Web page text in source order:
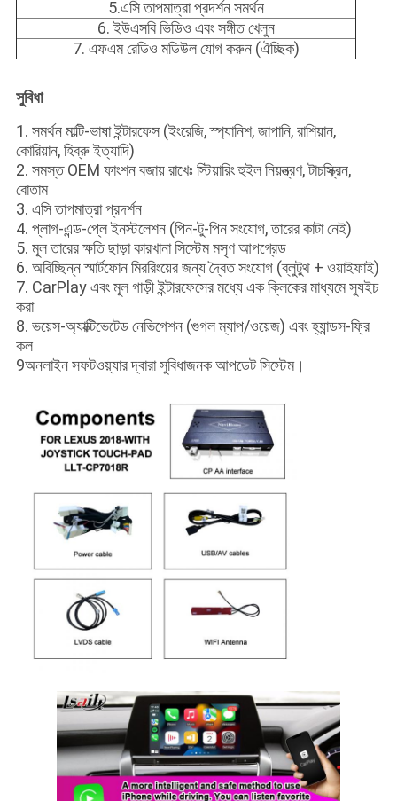
5.এসি তাপমাত্রা প্রদর্শন সমর্থন
6. ইউএসবি ভিডিও এবং সঙ্গীত খেলুন
7. এফএম রেডিও মডিউল যোগ করুন (ঐচ্ছিক)
সুবিধা
1. সমর্থন মাল্টি-ভাষা ইন্টারফেস (ইংরেজি, স্প্যানিশ, জাপানি, রাশিয়ান,
কোরিয়ান, হিব্রু ইত্যাদি)
2. সমস্ত OEM ফাংশন বজায় রাখেঃ স্টিয়ারিং হুইল নিয়ন্ত্রণ, টাচস্ক্রিন,
বোতাম
3. এসি তাপমাত্রা প্রদর্শন
4. প্লাগ-এন্ড-প্লে ইনস্টলেশন (পিন-টু-পিন সংযোগ, তারের কাটা নেই)
5. মূল তারের ক্ষতি ছাড়া কারখানা সিস্টেম মসৃণ আপগ্রেড
6. অবিচ্ছিন্ন স্মার্টফোন মিররিংয়ের জন্য দ্বৈত সংযোগ (ব্লুটুথ + ওয়াইফাই)
7. CarPlay এবং মূল গাড়ী ইন্টারফেসের মধ্যে এক ক্লিকের মাধ্যমে স্যুইচ
করা
8. ভয়েস-অ্যাক্টিভেটেড নেভিগেশন (গুগল ম্যাপ/ওয়েজ) এবং হ্যান্ডস-ফ্রি
কল
9অনলাইন সফটওয়্যার দ্বারা সুবিধাজনক আপডেট সিস্টেম।